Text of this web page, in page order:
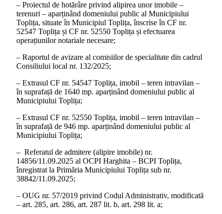
– Proiectul de hotărâre privind alipirea unor imobile –
terenuri – aparținând domeniului public al Municipiului
Toplița, situate în Municipiul Toplița, înscrise în CF nr.
52547 Toplița și CF nr. 52550 Toplița și efectuarea
operațiunilor notariale necesare;
– Raportul de avizare al comisiilor de specialitate din cadrul
Consiliului local nr. 132/2025;
– Extrasul CF nr. 54547 Toplița, imobil – teren intravilan –
în suprafață de 1640 mp. aparținând domeniului public al
Municipiului Toplița;
– Extrasul CF nr. 52550 Toplița, imobil – teren intravilan –
în suprafață de 946 mp. aparținând domeniului public al
Municipiului Toplița;
– Referatul de admitere (alipire imobile) nr.
14856/11.09.2025 al OCPI Harghita – BCPI Toplița,
înregistrat la Primăria Municipiului Toplița sub nr.
38842/11.09.2025;
– OUG nr. 57/2019 privind Codul Administrativ, modificată
– art. 285, art. 286, art. 287 lit. b, art. 298 lit. a;